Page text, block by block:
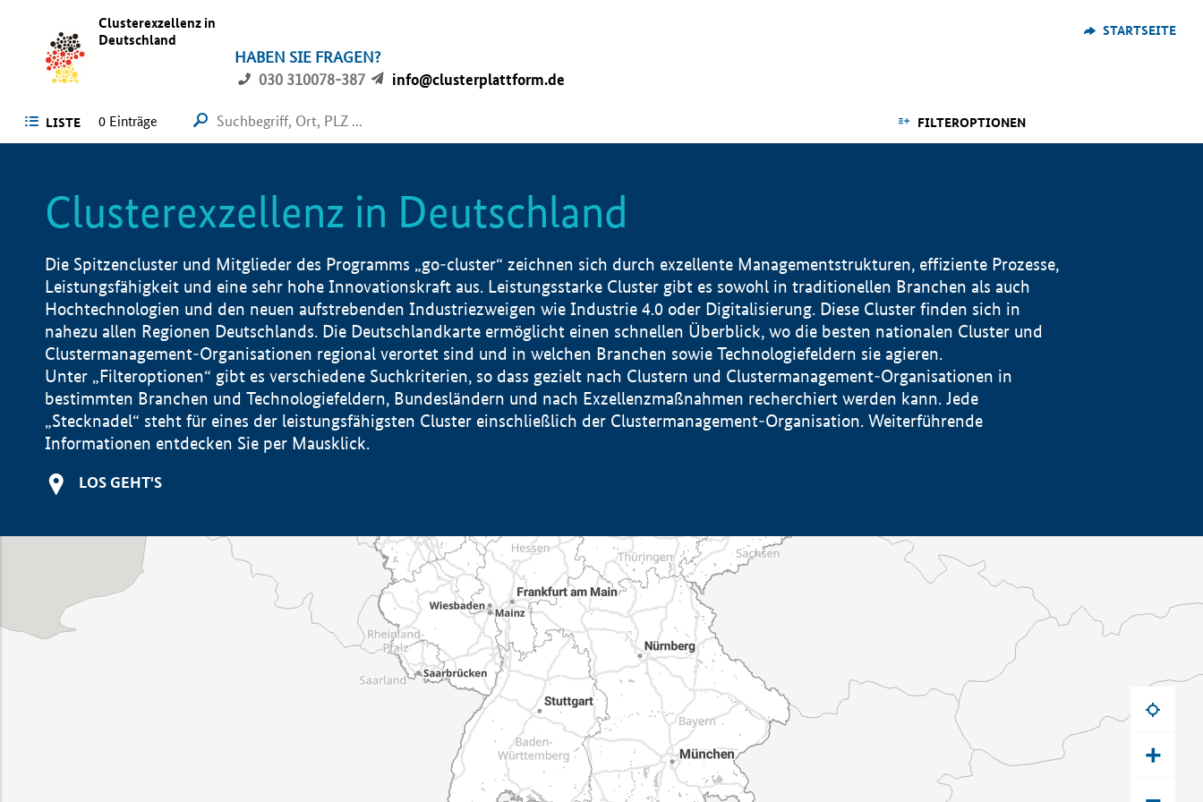
Clusterexzellenz in
Deutschland
HABEN SIE FRAGEN?
030 310078-387
info@clusterplattform.de
STARTSEITE
LISTE FILTEROPTIONEN
0 Einträge
Clusterexzellenz in Deutschland
Die Spitzencluster und Mitglieder des Programms „go-cluster“ zeichnen sich durch exzellente Managementstrukturen, effiziente Prozesse,
Leistungsfähigkeit und eine sehr hohe Innovationskraft aus. Leistungsstarke Cluster gibt es sowohl in traditionellen Branchen als auch
Hochtechnologien und den neuen aufstrebenden Industriezweigen wie Industrie 4.0 oder Digitalisierung. Diese Cluster finden sich in
nahezu allen Regionen Deutschlands. Die Deutschlandkarte ermöglicht einen schnellen Überblick, wo die besten nationalen Cluster und
Clustermanagement-Organisationen regional verortet sind und in welchen Branchen sowie Technologiefeldern sie agieren.
Unter „Filteroptionen“ gibt es verschiedene Suchkriterien, so dass gezielt nach Clustern und Clustermanagement-Organisationen in
bestimmten Branchen und Technologiefeldern, Bundesländern und nach Exzellenzmaßnahmen recherchiert werden kann. Jede
„Stecknadel“ steht für eines der leistungsfähigsten Cluster einschließlich der Clustermanagement-Organisation. Weiterführende
Informationen entdecken Sie per Mausklick.
LOS GEHT'S
+